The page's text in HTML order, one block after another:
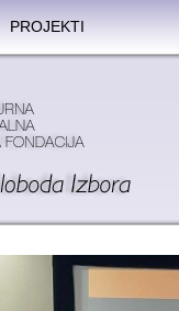
PROJEKTI